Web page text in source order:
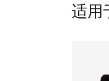
适用